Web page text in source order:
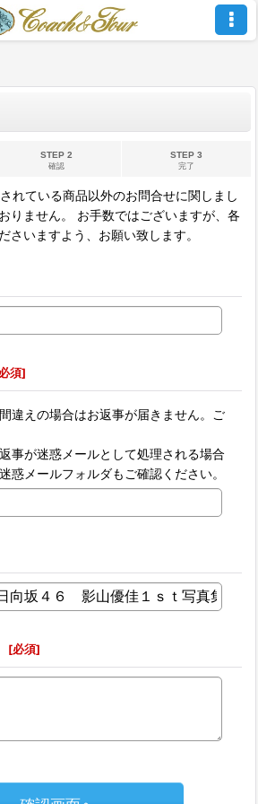
STEP 2
確認
STEP 3
完了
れている商品以外のお問合せに関しまし
りません。 お手数ではございますが、各
さいますよう、お願い致します。
必須]
違えの場合はお返事が届きません。ご
事が迷惑メールとして処理される場合
惑メールフォルダもご確認ください。
[必須]